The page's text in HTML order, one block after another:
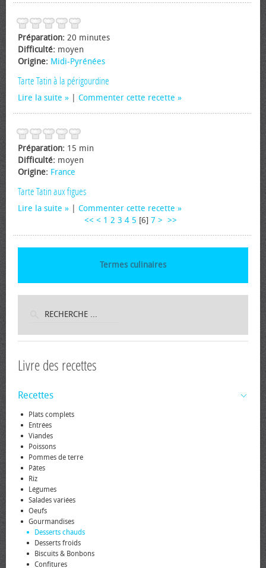
Préparation: 20 minutes
Difficulté: moyen
Origine: Midi-Pyrénées
Tarte Tatin à la périgourdine
Lire la suite Commenter cette recette
Préparation: 15 min
Difficulté: moyen
Origine: France
Tarte Tatin aux figues
Lire la suite
Commenter cette recette
<< < 1 2 3 4 5 [6] 7 > >>
Termes culinaires
Livre des recettes
Recettes
Plats complets
Entrées
Viandes
Poissons
Pommes de terre
Pâtes
Riz
Légumes
Salades variées
Oeufs
Gourmandises
Desserts chauds
Desserts froids
Biscuits & Bonbons
Confitures